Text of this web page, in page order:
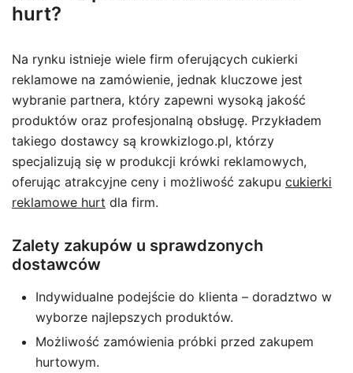
hurt?
Na rynku istnieje wiele firm oferujących cukierki
reklamowe na zamówienie, jednak kluczowe jest
wybranie partnera, który zapewni wysoką jakość
produktów oraz profesjonalną obsługę. Przykładem
takiego dostawcy są krowkizlogo.pl, którzy
specjalizują się w produkcji krówki reklamowych,
oferując atrakcyjne ceny i możliwość zakupu cukierki
reklamowe hurt dla firm.
Zalety zakupów u sprawdzonych
dostawców
Indywidualne podejście do klienta – doradztwo w
wyborze najlepszych produktów.
Możliwość zamówienia próbki przed zakupem
hurtowym.